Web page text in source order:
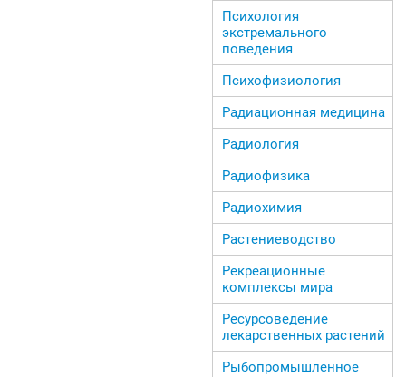
Психология
экстремального
поведения
Психофизиология
Радиационная медицина
Радиология
Радиофизика
Радиохимия
Растениеводство
Рекреационные
комплексы мира
Ресурсоведение
лекарственных растений
Рыбопромышленное